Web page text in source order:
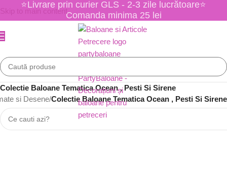
Skip to main content
⭐Livrare prin curier GLS - 2-3 zile lucrătoare⭐
Comanda minima 25 lei
Colectie Baloane Tematica Ocean , Pesti Si Sirene
si Desene/Colectie Baloane Tematica Ocean , Pesti Si Sirene